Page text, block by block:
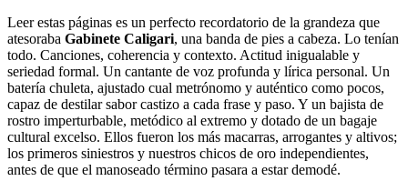
Leer estas páginas es un perfecto recordatorio de la grandeza que
atesoraba Gabinete Caligari, una banda de pies a cabeza. Lo tenían
todo. Canciones, coherencia y contexto. Actitud inigualable y
seriedad formal. Un cantante de voz profunda y lírica personal. Un
batería chuleta, ajustado cual metrónomo y auténtico como pocos,
capaz de destilar sabor castizo a cada frase y paso. Y un bajista de
rostro imperturbable, metódico al extremo y dotado de un bagaje
cultural excelso. Ellos fueron los más macarras, arrogantes y altivos;
los primeros siniestros y nuestros chicos de oro independientes,
antes de que el manoseado término pasara a estar demodé.